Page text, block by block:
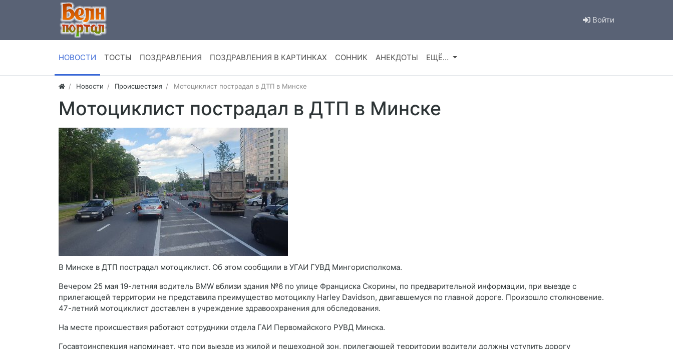
Войти
НОВОСТИ ТОСТЫ ПОЗДРАВЛЕНИЯ ПОЗДРАВЛЕНИЯ В КАРТИНКАХ СОННИК АНЕКДОТЫ ЕЩЁ…
Новости Происшествия Мотоциклист пострадал в ДТП в Минске
Мотоциклист пострадал в ДТП в Минске
В Минске в ДТП пострадал мотоциклист. Об этом сообщили в УГАИ ГУВД Мингорисполкома.
Вечером 25 мая 19-летняя водитель BMW вблизи здания №6 по улице Франциска Скорины, по предварительной информации, при выезде с
прилегающей территории не представила преимущество мотоциклу Harley Davidson, двигавшемуся по главной дороге. Произошло столкновение.
47-летний мотоциклист доставлен в учреждение здравоохранения для обследования.
На месте происшествия работают сотрудники отдела ГАИ Первомайского РУВД Минска.
Госавтоинспекция напоминает, что при выезде из жилой и пешеходной зон, прилегающей территории водители должны уступить дорогу